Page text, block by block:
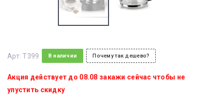
Арт:T399 В наличии Почему так дешево?
Акция действует до 08.08 закажи сейчас чтобы не
упустить скидку